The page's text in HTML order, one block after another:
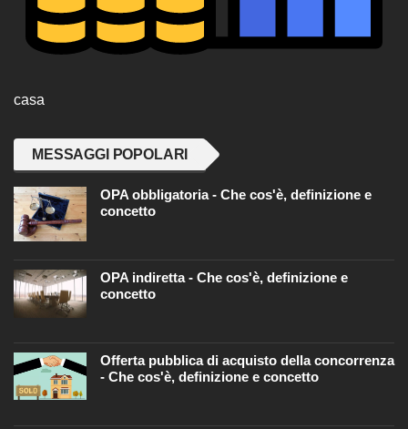
casa
MESSAGGI POPOLARI
OPA obbligatoria - Che cos'è, definizione e
concetto
OPA indiretta - Che cos'è, definizione e
concetto
Offerta pubblica di acquisto della concorrenza
- Che cos'è, definizione e concetto